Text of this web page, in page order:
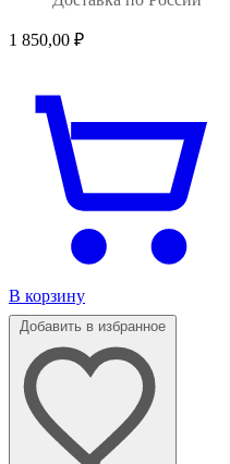
1 850,00 ₽
В корзину
Добавить в избранное